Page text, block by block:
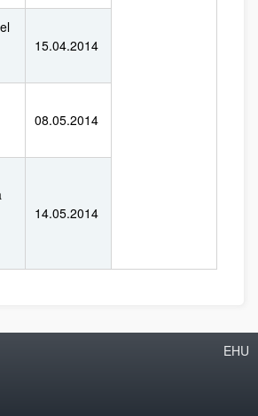
15.04.2014
08.05.2014
14.05.2014
EHU